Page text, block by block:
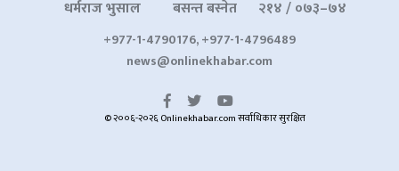
धर्मराज भुसाल बसन्त बस्नेत २१४ / ०७३–७४
+977-1-4790176, +977-1-4796489
news@onlinekhabar.com
© २००६-२०२६ Onlinekhabar.com सर्वाधिकार सुरक्षित